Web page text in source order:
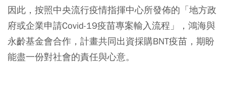
因此，按照中央流行疫情指揮中心所發佈的「地方政
府或企業申請Covid-19疫苗專案輸入流程」，鴻海與
永齡基金會合作，計畫共同出資採購BNT疫苗，期盼
能盡一份對社會的責任與心意。